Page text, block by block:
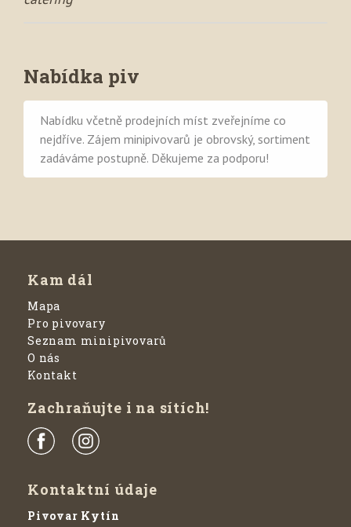
Nabídka piv
Nabídku včetně prodejních míst zveřejníme co
nejdříve. Zájem minipivovarů je obrovský, sortiment
zadáváme postupně. Děkujeme za podporu!
Kam dál
Mapa
Pro pivovary
Seznam minipivovarů
O nás
Kontakt
Zachraňujte i na sítích!
Kontaktní údaje
Pivovar Kytín